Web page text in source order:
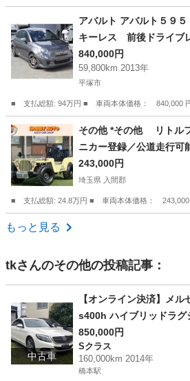
その他
アバルト アバルト５９
キーレス 前後ドライ
Ｖ ＥＴＣ （なし）
840,000円
59,800km 2013年
平塚市
■ 支払総額: 94万円 ■ 車両本体価格：
神奈川 平塚市 その他
その他 *その他 リトル
ニカー登録／公道走行可
運転ＯＫ／ （なし）
243,000円
埼玉県 入間郡
■ 支払総額: 24.8万円 ■ 車両本体価格：
埼玉 入間郡
もっと見る
tkさんのその他の投稿記事：
中古車
【オンライン決済】メ
s400h ハイブリッドラグ
850,000円
Sクラス
160,000km 2014年
橋本駅